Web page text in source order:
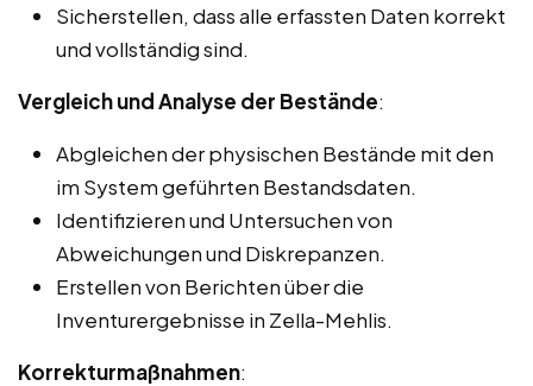
Sicherstellen, dass alle erfassten Daten korrekt
und vollständig sind.
Vergleich und Analyse der Bestände:
Abgleichen der physischen Bestände mit den
im System geführten Bestandsdaten.
Identifizieren und Untersuchen von
Abweichungen und Diskrepanzen.
Erstellen von Berichten über die
Inventurergebnisse in Zella-Mehlis.
Korrekturmaßnahmen: